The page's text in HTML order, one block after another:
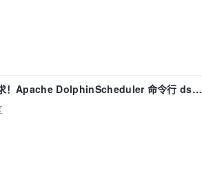
！Apache DolphinScheduler 命令行